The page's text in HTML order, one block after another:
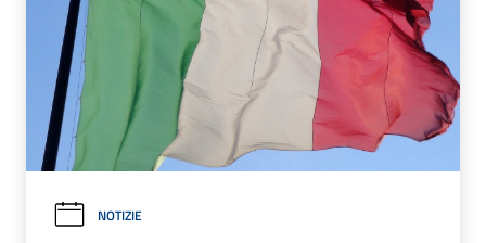
NOTIZIE